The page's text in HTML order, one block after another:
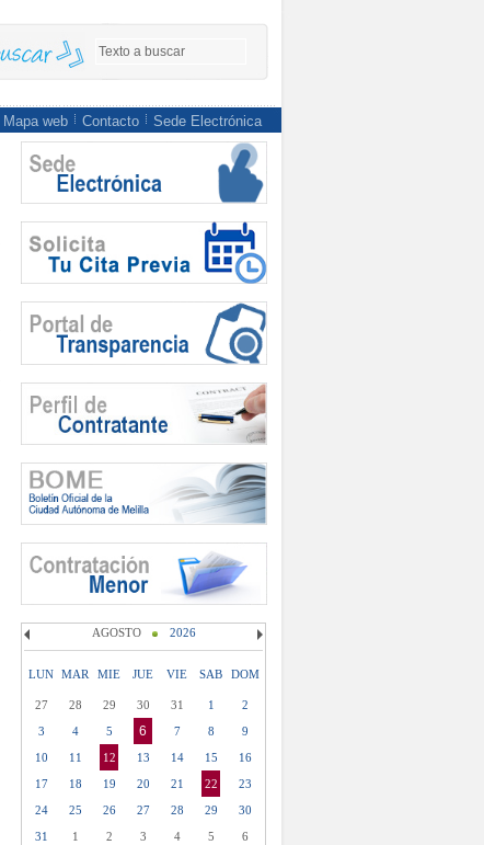
Mapa web Contacto Sede Electrónica
AGOSTO 2026
LUN MAR MIE JUE VIE SAB DOM
27 28 29 30 31 1
2
3
4 5 6 7 8
9
10
11 12 13 14 15
16
17
18 19 20 21 22
23
24
25 26 27 28 29
30
31
1 2 3 4 5 6